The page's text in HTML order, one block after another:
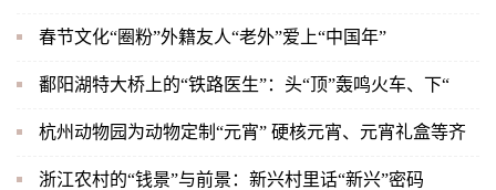
春节文化“圈粉”外籍友人“老外”爱上“中国年”
鄱阳湖特大桥上的“铁路医生”：头“顶”轰鸣火车、下“
杭州动物园为动物定制“元宵” 硬核元宵、元宵礼盒等齐
浙江农村的“钱景”与前景：新兴村里话“新兴”密码